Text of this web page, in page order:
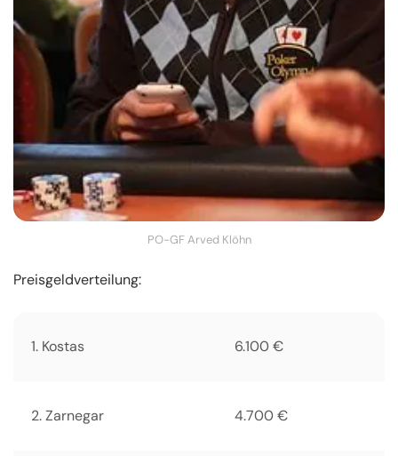
PO-GF Arved Klöhn
Preisgeldverteilung:
1. Kostas 6.100 €
2. Zarnegar 4.700 €